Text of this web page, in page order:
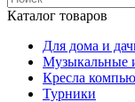
Каталог товаров
Для дома и
Музыкальные
Кресла
Турники